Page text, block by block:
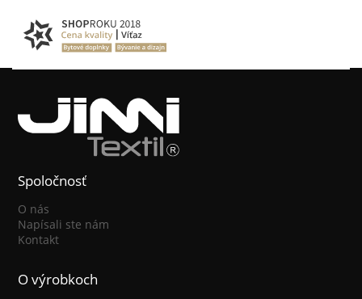
Spoločnosť
O nás
Napísali ste nám
Kontakt
O výrobkoch